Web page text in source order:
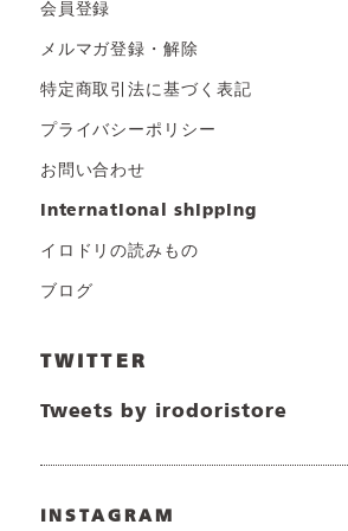
会員登録
メルマガ登録・解除
特定商取引法に基づく表記
プライバシーポリシー
お問い合わせ
international shipping
イロドリの読みもの
ブログ
TWITTER
Tweets by irodoristore
INSTAGRAM